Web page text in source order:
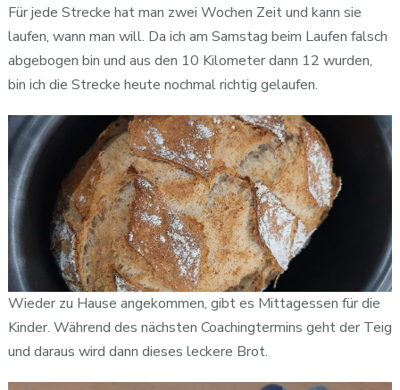
Für jede Strecke hat man zwei Wochen Zeit und kann sie
laufen, wann man will. Da ich am Samstag beim Laufen falsch
abgebogen bin und aus den 10 Kilometer dann 12 wurden,
bin ich die Strecke heute nochmal richtig gelaufen.
Wieder zu Hause angekommen, gibt es Mittagessen für die
Kinder. Während des nächsten Coachingtermins geht der Teig
und daraus wird dann dieses leckere Brot.